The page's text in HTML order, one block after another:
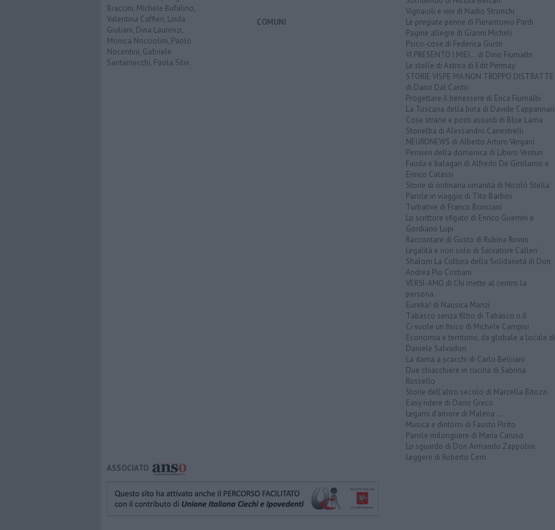
Braccini, Michele Bufalino,
Valentina Caffieri, Linda
Giuliani, Dina Laurenzi,
Monica Nocciolini, Paolo
Nocentini, Gabriele
Santarnecchi, Paola Silvi.
COMUNI
Vignaioli e vini di Nadio Stronchi
Le pregiate penne di Pierantonio Pardi
Pagine allegre di Gianni Micheli
Psico-cose di Federica Giusti
VI PRESENTO I MIEI... di Dino Fiumalbi
Le stelle di Astrea di Edit Permay
STORIE VISPE MA NON TROPPO DISTRATTE
di Dario Dal Canto
Progettare il benessere di Erica Fiumalbi
La Toscana della birra di Davide Cappannari
Cose strane e posti assurdi di Blue Lama
Storielba di Alessandro Canestrelli
NEURONEWS di Alberto Arturo Vergani
Pensieri della domenica di Libero Venturi
Fauda e balagan di Alfredo De Girolamo e
Enrico Catassi
Storie di ordinaria umanità di Nicolò Stella
Parole in viaggio di Tito Barbini
Turbative di Franco Bonciani
Lo scrittore sfigato di Enrico Guerrini e
Gordiano Lupi
Raccontare di Gusto di Rubina Rovini
Legalità e non solo di Salvatore Calleri
Shalom La Cultura della Solidarietà di Don
Andrea Pio Cristiani
VERSI-AMO di Chi mette al centro la
persona
Eureka! di Nausica Manzi
Tabasco senza filtro di Tabasco n.6
Ci vuole un fisico di Michele Campisi
Economia e territorio, da globale a locale di
Daniele Salvadori
La dama a scacchi di Carlo Belciani
Due chiacchiere in cucina di Sabrina
Rossello
Storie dell'altro secolo di Marcella Bitozzi
Easy ridere di Dario Greco
Legami d'amore di Malena ...
Musica e dintorni di Fausto Pirìto
Parole milonguere di Maria Caruso
Lo sguardo di Don Armando Zappolini
Leggere di Roberto Cerri
ASSOCIATO